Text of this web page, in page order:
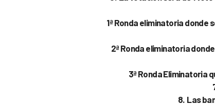
1ª Ronda eliminatoria donde
2ª Ronda eliminatoria
3ª Ronda Eliminatoria
8. Las